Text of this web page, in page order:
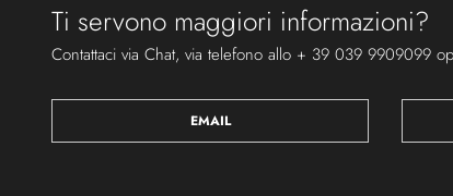
Ti servono maggiori informazioni?
Contattaci via Chat, via telefono allo + 39 039 9909099
EMAIL